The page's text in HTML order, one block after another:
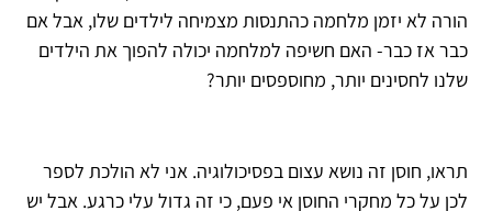
הורה לא יזמן מלחמה כהתנסות מצמיחה לילדים שלו, אבל אם
כבר אז כבר- האם חשיפה למלחמה יכולה להפוך את הילדים
שלנו לחסינים יותר, מחוספסים יותר?
תראו, חוסן זה נושא עצום בפסיכולוגיה. אני לא הולכת לספר
לכן על כל מחקרי החוסן אי פעם, כי זה גדול עלי כרגע. אבל יש